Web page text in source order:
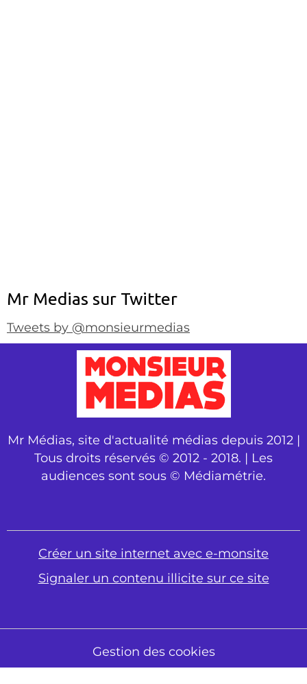
Mr Medias sur Twitter
Tweets by @monsieurmedias
Mr Médias, site d'actualité médias depuis 2012 |
Tous droits réservés © 2012 - 2018. | Les
audiences sont sous © Médiamétrie.
Créer un site internet avec e-monsite
Signaler un contenu illicite sur ce site
Gestion des cookies